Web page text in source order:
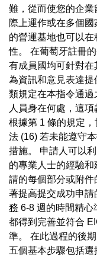
難，從而使您的企
際上運作或在多個
的營運基地也可以
性。 在葡萄牙註冊
有成員國均可針對在
為資訊和意見表達
類規定在本指令通
人員身在何處，這項
根據第 1 條的規定
法 (16) 若未能遵守
措施。 申請人可以
的專業人士的經驗
請的每個部分或附
著提高提交成功申
務 6-8 週的時間精心
都得到完善並符合
準。 在此過程的後
五個基本步驟包括